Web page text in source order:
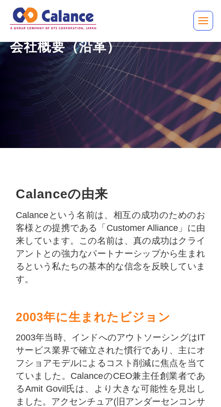
会社概要（沿革）
Calanceの由来
Calanceという名前は、相互の成功のためのお
客様との提携である「Customer Alliance」に由
来しています。この名前は、真の成功はクライ
アントとの強力なパートナーシップから生まれ
るという私たちの基本的な信念を反映していま
す。
2003年に生まれたビジョン
2003年当時、インドへのアウトソーシングはIT
サービス業界で確立された慣行であり、主にオ
フショアモデルによるコスト削減に焦点を当て
ていました。CalanceのCEO兼主任創業者であ
るAmit Govil氏は、より大きな可能性を見出し
ました。アクセンチュア(旧アンダーセンコンサ